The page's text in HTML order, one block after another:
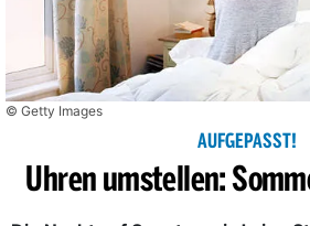
© Getty Images
AUFGEPASST!
Uhren umstellen: